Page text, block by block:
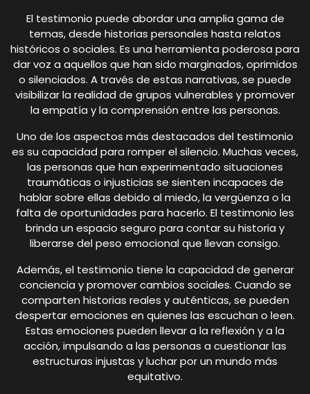
El testimonio puede abordar una amplia gama de
temas, desde historias personales hasta relatos
históricos o sociales. Es una herramienta poderosa para
dar voz a aquellos que han sido marginados, oprimidos
o silenciados. A través de estas narrativas, se puede
visibilizar la realidad de grupos vulnerables y promover
la empatía y la comprensión entre las personas.
Uno de los aspectos más destacados del testimonio
es su capacidad para romper el silencio. Muchas veces,
las personas que han experimentado situaciones
traumáticas o injusticias se sienten incapaces de
hablar sobre ellas debido al miedo, la vergüenza o la
falta de oportunidades para hacerlo. El testimonio les
brinda un espacio seguro para contar su historia y
liberarse del peso emocional que llevan consigo.
Además, el testimonio tiene la capacidad de generar
conciencia y promover cambios sociales. Cuando se
comparten historias reales y auténticas, se pueden
despertar emociones en quienes las escuchan o leen.
Estas emociones pueden llevar a la reflexión y a la
acción, impulsando a las personas a cuestionar las
estructuras injustas y luchar por un mundo más
equitativo.